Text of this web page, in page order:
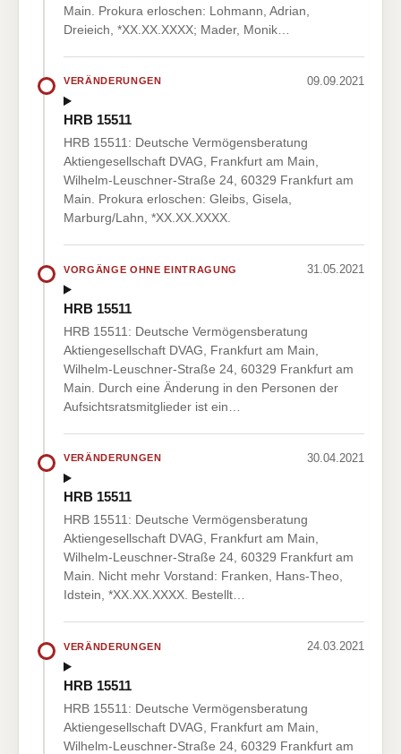
Main. Prokura erloschen: Lohmann, Adrian,
Dreieich, *XX.XX.XXXX; Mader, Monik…
VERÄNDERUNGEN 09.09.2021
HRB 15511
HRB 15511: Deutsche Vermögensberatung
Aktiengesellschaft DVAG, Frankfurt am Main,
Wilhelm-Leuschner-Straße 24, 60329 Frankfurt am
Main. Prokura erloschen: Gleibs, Gisela,
Marburg/Lahn, *XX.XX.XXXX.
VORGÄNGE OHNE EINTRAGUNG 31.05.2021
HRB 15511
HRB 15511: Deutsche Vermögensberatung
Aktiengesellschaft DVAG, Frankfurt am Main,
Wilhelm-Leuschner-Straße 24, 60329 Frankfurt am
Main. Durch eine Änderung in den Personen der
Aufsichtsratsmitglieder ist ein…
VERÄNDERUNGEN 30.04.2021
HRB 15511
HRB 15511: Deutsche Vermögensberatung
Aktiengesellschaft DVAG, Frankfurt am Main,
Wilhelm-Leuschner-Straße 24, 60329 Frankfurt am
Main. Nicht mehr Vorstand: Franken, Hans-Theo,
Idstein, *XX.XX.XXXX. Bestellt…
VERÄNDERUNGEN 24.03.2021
HRB 15511
HRB 15511: Deutsche Vermögensberatung
Aktiengesellschaft DVAG, Frankfurt am Main,
Wilhelm-Leuschner-Straße 24, 60329 Frankfurt am